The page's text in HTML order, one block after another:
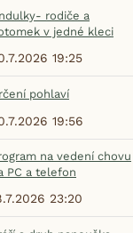
rodiče a
v jedné kleci
19:25
pohlaví
19:56
na vedení chovu
PC a telefon
23:20